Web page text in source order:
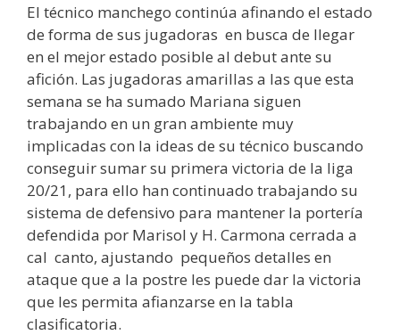
El técnico manchego continúa afinando el estado
de forma de sus jugadoras en busca de llegar
en el mejor estado posible al debut ante su
afición. Las jugadoras amarillas a las que esta
semana se ha sumado Mariana siguen
trabajando en un gran ambiente muy
implicadas con la ideas de su técnico buscando
conseguir sumar su primera victoria de la liga
20/21, para ello han continuado trabajando su
sistema de defensivo para mantener la portería
defendida por Marisol y H. Carmona cerrada a
cal canto, ajustando pequeños detalles en
ataque que a la postre les puede dar la victoria
que les permita afianzarse en la tabla
clasificatoria.